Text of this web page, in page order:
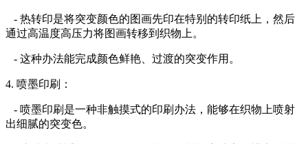
- 热转印是将突变颜色的图画先印在特别的转印纸上，然后
通过高温度高压力将图画转移到织物上。
- 这种办法能完成颜色鲜艳、过渡的突变作用。
4. 喷墨印刷：
- 喷墨印刷是一种非触摸式的印刷办法，能够在织物上喷射
出细腻的突变色。